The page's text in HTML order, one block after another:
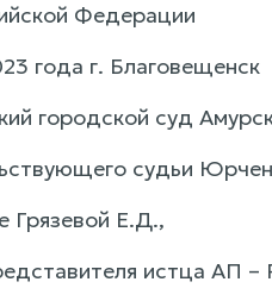
Федерации
года г. Благовещенск
городской суд
судьи
Грязевой Е.Д.,
истца АП –